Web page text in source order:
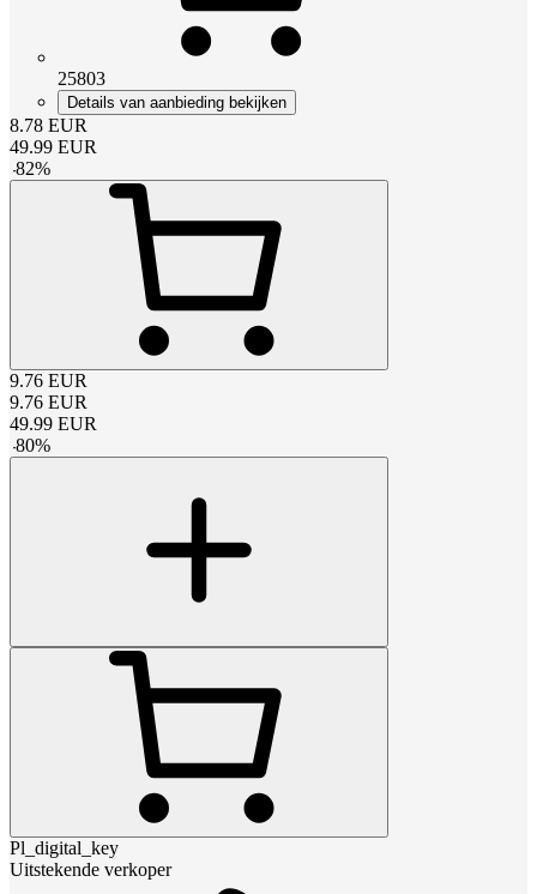
25803
Details van aanbieding bekijken
8.78 EUR
49.99 EUR
-82%
9.76 EUR
9.76 EUR
49.99 EUR
-80%
Pl_digital_key
Uitstekende verkoper